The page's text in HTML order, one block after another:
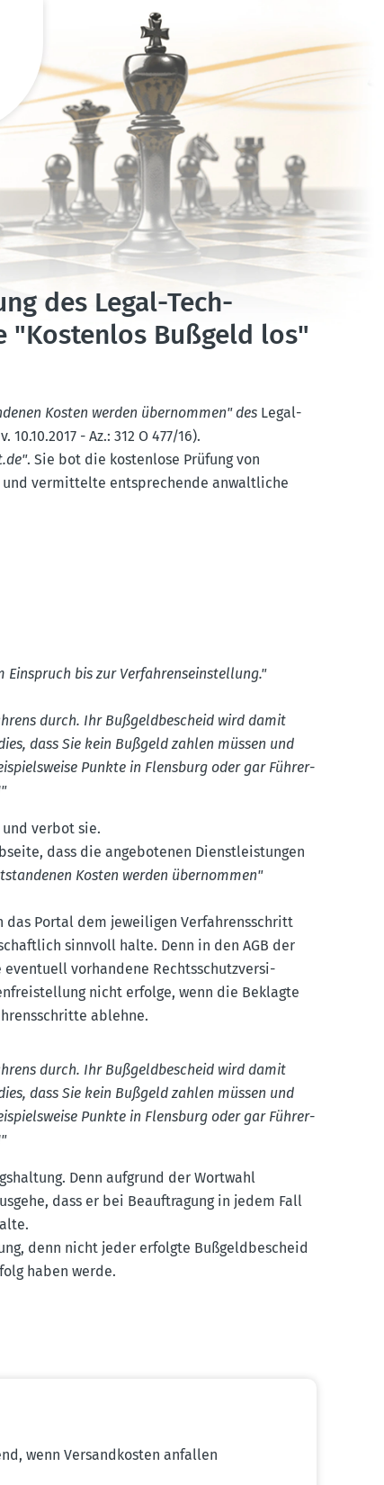
des Legal-Tech-
"Kostenlos Bußgeld los"
Kosten werden übernommen" des Legal-
- Az.: 312 O 477/16).
. Sie bot die kostenlose Prüfung von
vermit­telte entspre­chende anwalt­liche
bis zur Verfah­rens­ein­stellung."
durch. Ihr Bußgeld­be­scheid wird damit
dass Sie kein Bußgeld zahlen müssen und
Punkte in Flensburg oder gar Führer­
verbot sie.
dass die angebo­tenen Dienst­leis­tungen
Kosten werden übernommen"
das Portal dem jewei­ligen Verfah­rens­schritt
sinnvoll halte. Denn in den AGB der
eventuell vorhandene Rechts­schutz­ver­si­
nicht erfolge, wenn die Beklagte
ablehne.
durch. Ihr Bußgeld­be­scheid wird damit
dass Sie kein Bußgeld zahlen müssen und
Punkte in Flensburg oder gar Führer­
Denn aufgrund der Wortwahl
dass er bei Beauf­tragung in jedem Fall
denn nicht jeder erfolgte Bußgeld­be­scheid
haben werde.
wenn Versand­kosten anfallen